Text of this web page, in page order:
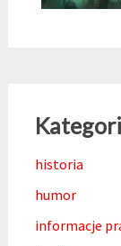
historia
humor
informacje